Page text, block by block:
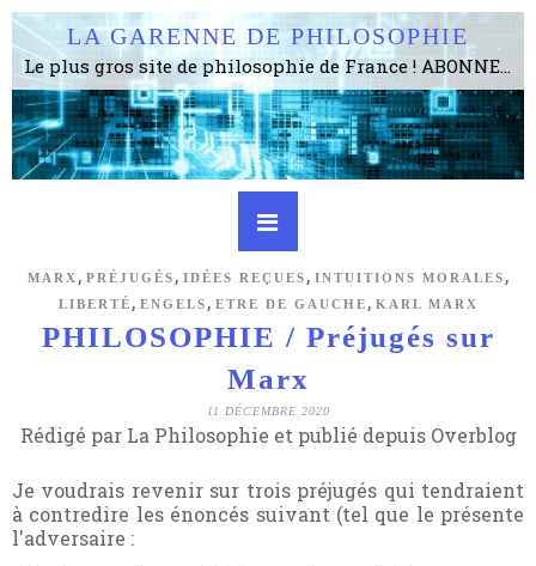
LA GARENNE DE PHILOSOPHIE
Le plus gros site de philosophie de France ! ABONNEZ-VOUS ! 4115 Articles, 1634 abonné·e·s, depuis 2006 . . . . . . . . 2 852 214 pages vues jusqu'à présent. Prestance et être apte à un plus grand nombre de choses.
MARX , PRÉJUGÉS , IDÉES REÇUES , INTUITIONS MORALES ,
LIBERTÉ , ENGELS , ETRE DE GAUCHE , KARL MARX
PHILOSOPHIE / Préjugés sur
Marx
11 DÉCEMBRE 2020
Rédigé par La Philosophie et publié depuis Overblog
Je voudrais revenir sur trois préjugés qui tendraient
à contredire les énoncés suivant (tel que le présente
l'adversaire :